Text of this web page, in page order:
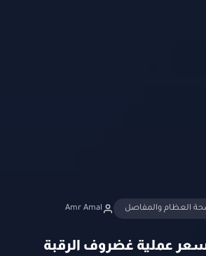
العظام والمفاصل Amr Amal
عملية غضروف الرقبة